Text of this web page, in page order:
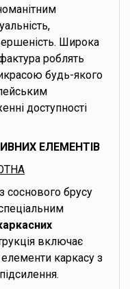
Широка
роблять
будь-якого
доступності
ЕЛЕМЕНТІВ
соснового брусу
включає
елементи каркасу з